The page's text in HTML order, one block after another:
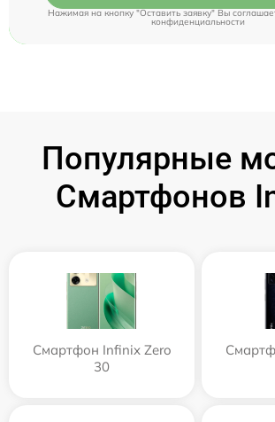
Нажимая на кнопку "Оставить заявку" Вы
конфиденциальности
Популярные
Смартфонов
Смартфон Infinix Zero
30